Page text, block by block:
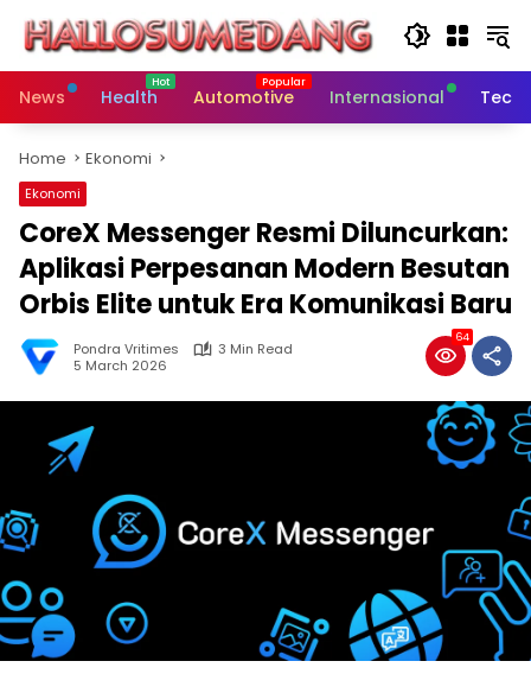
content
News
Health Automotive Internasional
Home Ekonomi
Ekonomi
CoreX Messenger Resmi Diluncurkan:
Aplikasi Perpesanan Modern Besutan
Orbis Elite untuk Era Komunikasi Baru
Pondra Vritimes
3 Min Read
5 March 2026
64